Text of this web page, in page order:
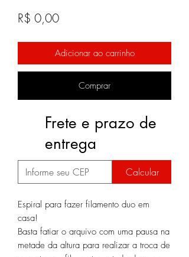
R$ 0,00Preço
Adicionar ao carrinho
Comprar
Calcular
Frete e prazo de
entrega
Espiral para fazer filamento duo em
casa!
Basta fatiar o arquivo com uma pausa na
metade da altura para realizar a troca de